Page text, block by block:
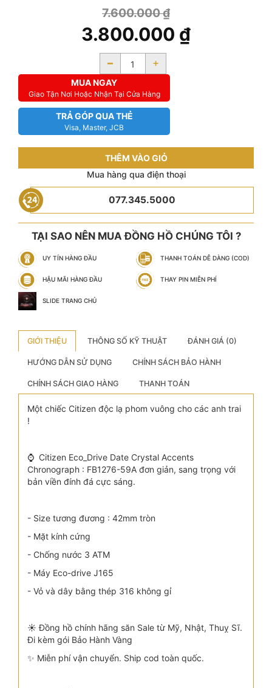
7.600.000₫
3.800.000 ₫
- +
MUA NGAY
Giao Tận Nơi Hoặc Nhận Tại Cửa Hàng
TRẢ GÓP QUA THẺ
Visa, Master, JCB
THÊM VÀO GIỎ
Mua hàng qua điện thoại
077.345.5000
TẠI SAO NÊN MUA ĐỒNG HỒ CHÚNG TÔI ?
UY TÍN HÀNG ĐẦU THANH TOÁN DỄ DÀNG (COD)
HẬU MÃI HÀNG ĐẦU THAY PIN MIỄN PHÍ
SLIDE TRANG CHỦ
GIỚI THIỆU THÔNG SỐ KỸ THUẬT ĐÁNH GIÁ (0)
HƯỚNG DẪN SỬ DỤNG CHÍNH SÁCH BẢO HÀNH
CHÍNH SÁCH GIAO HÀNG THANH TOÁN
Một chiếc Citizen độc lạ phom vuông cho các anh trai
!
⌚ Citizen Eco_Drive Date Crystal Accents
Chronograph : FB1276-59A đơn giản, sang trọng với
bản viền đính đá cực sáng.
- Size tương đương : 42mm tròn
- Mặt kính cứng
- Chống nước 3 ATM
- Máy Eco-drive J165
- Vỏ và dây bằng thép 316 không gỉ
☀️ Đồng hồ chính hãng săn Sale từ Mỹ, Nhật, Thuỵ Sĩ.
Đi kèm gói Bảo Hành Vàng
✨ Miễn phí vận chuyển. Ship cod toàn quốc.